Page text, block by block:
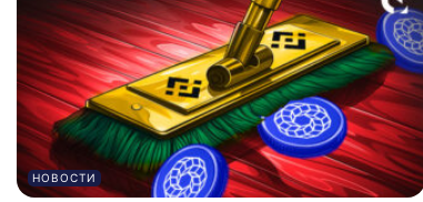
НОВОСТИ